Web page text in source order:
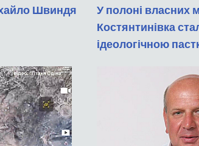
Швиндя
У полоні власних
Костянтинівка
ідеологічною